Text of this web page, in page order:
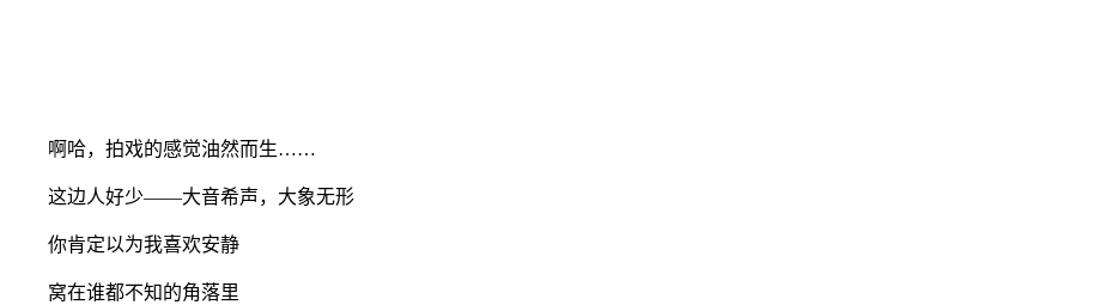
啊哈，拍戏的感觉油然而生……
这边人好少——大音希声，大象无形
你肯定以为我喜欢安静
窝在谁都不知的角落里